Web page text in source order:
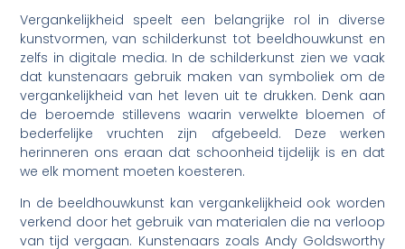
Vergankelijkheid speelt een belangrijke rol in diverse
kunstvormen, van schilderkunst tot beeldhouwkunst en
zelfs in digitale media. In de schilderkunst zien we vaak
dat kunstenaars gebruik maken van symboliek om de
vergankelijkheid van het leven uit te drukken. Denk aan
de beroemde stillevens waarin verwelkte bloemen of
bederfelijke vruchten zijn afgebeeld. Deze werken
herinneren ons eraan dat schoonheid tijdelijk is en dat
we elk moment moeten koesteren.
In de beeldhouwkunst kan vergankelijkheid ook worden
verkend door het gebruik van materialen die na verloop
van tijd vergaan. Kunstenaars zoals Andy Goldsworthy